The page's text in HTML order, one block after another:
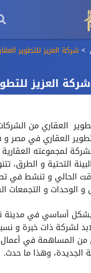
شركة العزيز للتطوير
شركة العزيز
العقاري من
العقاري في مصر و
لمجموعته
التحتية و الطرق،
الحالي و تنشط في
و الوحدات و التجمعات
أساسي في مدينة
لشركة ذات خبرة و
المساهمة في
الجديدة، وهذا ما حدث.